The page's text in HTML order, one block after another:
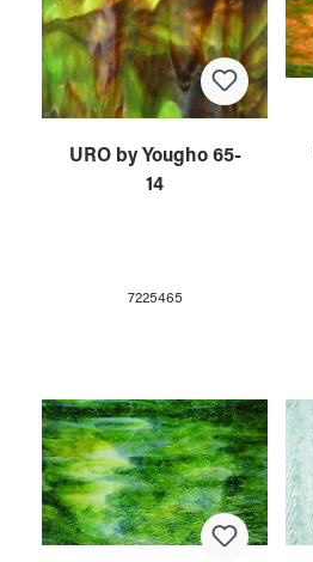
URO by Yougho 65-
14
7225465